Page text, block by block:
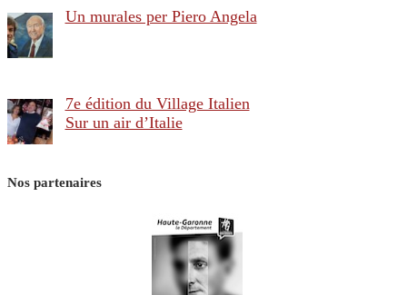
Un murales per Piero Angela
7e édition du Village Italien
Sur un air d’Italie
Nos partenaires